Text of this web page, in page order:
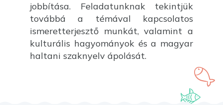
jobbítása. Feladatunknak tekintjük
továbbá a témával kapcsolatos
ismeretterjesztő munkát, valamint a
kulturális hagyományok és a magyar
haltani szaknyelv ápolását.